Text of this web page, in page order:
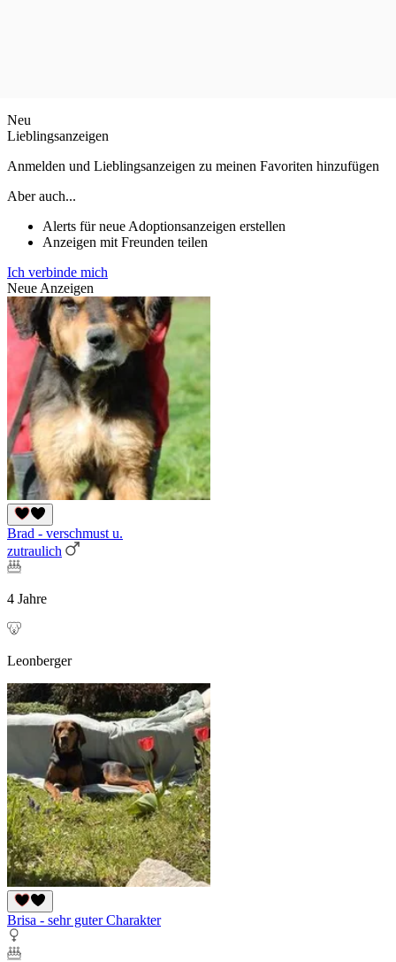
Neu
Lieblingsanzeigen
Anmelden und Lieblingsanzeigen zu meinen Favoriten hinzufügen
Aber auch...
Alerts für neue Adoptionsanzeigen erstellen
Anzeigen mit Freunden teilen
Ich verbinde mich
Neue Anzeigen
Brad - verschmust u.
zutraulich
4 Jahre
Leonberger
Brisa - sehr guter Charakter